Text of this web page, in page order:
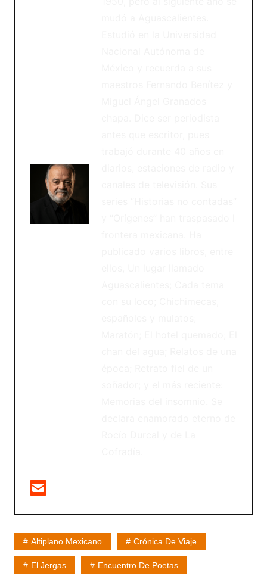
Altiplano Mexicano Crónica De Viaje
El Jergas Encuentro De Poetas